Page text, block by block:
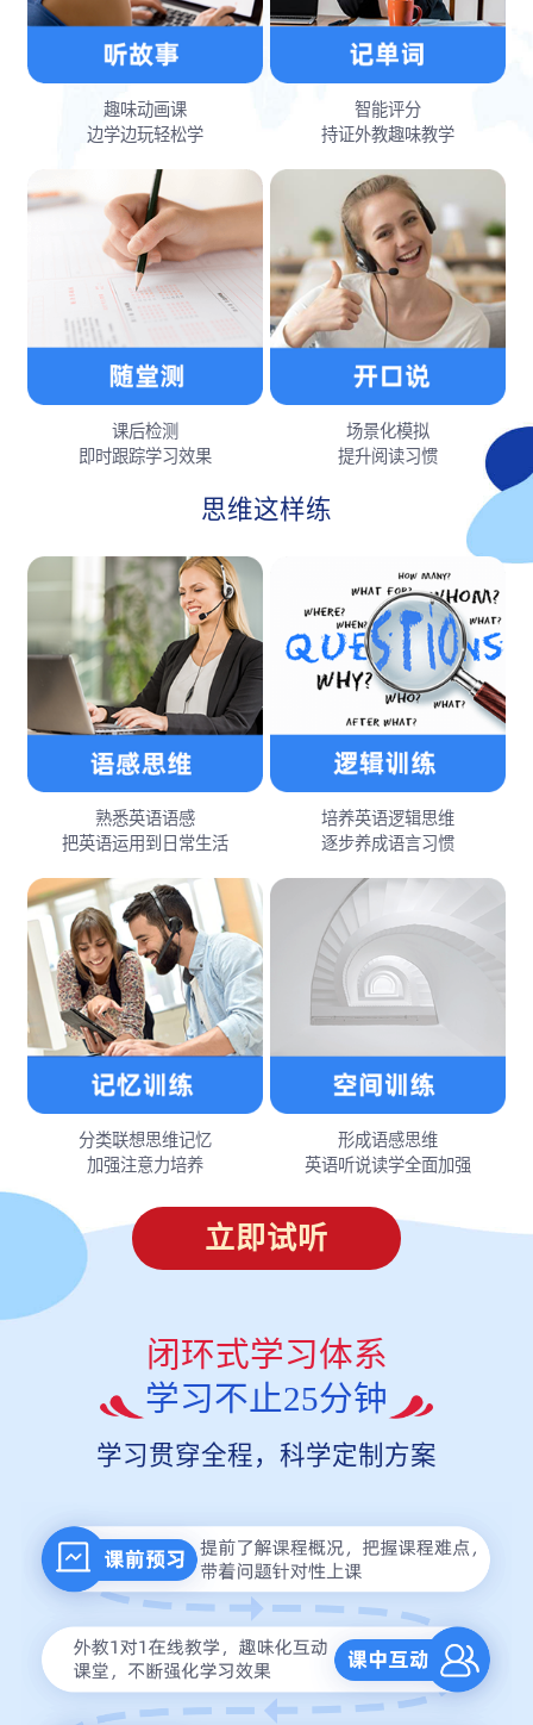
趣味动画课
边学边玩轻松学
智能评分
持证外教趣味教学
课后检测
即时跟踪学习效果
场景化模拟
提升阅读习惯
思维这样练
熟悉英语语感
把英语运用到日常生活
培养英语逻辑思维
逐步养成语言习惯
分类联想思维记忆
加强注意力培养
形成语感思维
英语听说读学全面加强
立即试听
闭环式学习体系
学习不止25分钟
学习贯穿全程，科学定制方案